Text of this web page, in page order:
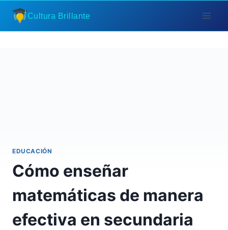
Saltar
contenido
Cultura Brillante
EDUCACIÓN
Cómo enseñar
matemáticas de manera
efectiva en secundaria